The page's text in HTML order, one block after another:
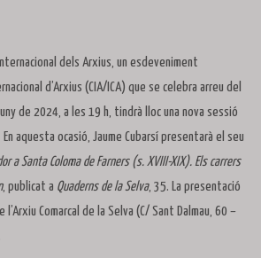
dels Arxius, un esdeveniment
d’Arxius (CIA/ICA) que se celebra arreu del
de 2024, a les 19 h, tindrà lloc una nova sessió
aquesta ocasió, Jaume Cubarsí presentarà el seu
a Santa Coloma de Farners (s. XVIII-XIX). Els carrers
, publicat a Quaderns de la Selva, 35. La presentació
l’Arxiu Comarcal de la Selva (C/ Sant Dalmau, 60 –